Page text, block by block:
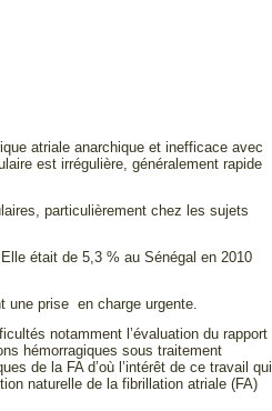
atriale anarchique et inefficace avec
est irrégulière, généralement rapide
particulièrement chez les sujets
était de 5,3 % au Sénégal en 2010
une prise en charge urgente.
notamment l’évaluation du rapport
hémorragiques sous traitement
de la FA d’où l’intérêt de ce travail qui
naturelle de la fibrillation atriale (FA)